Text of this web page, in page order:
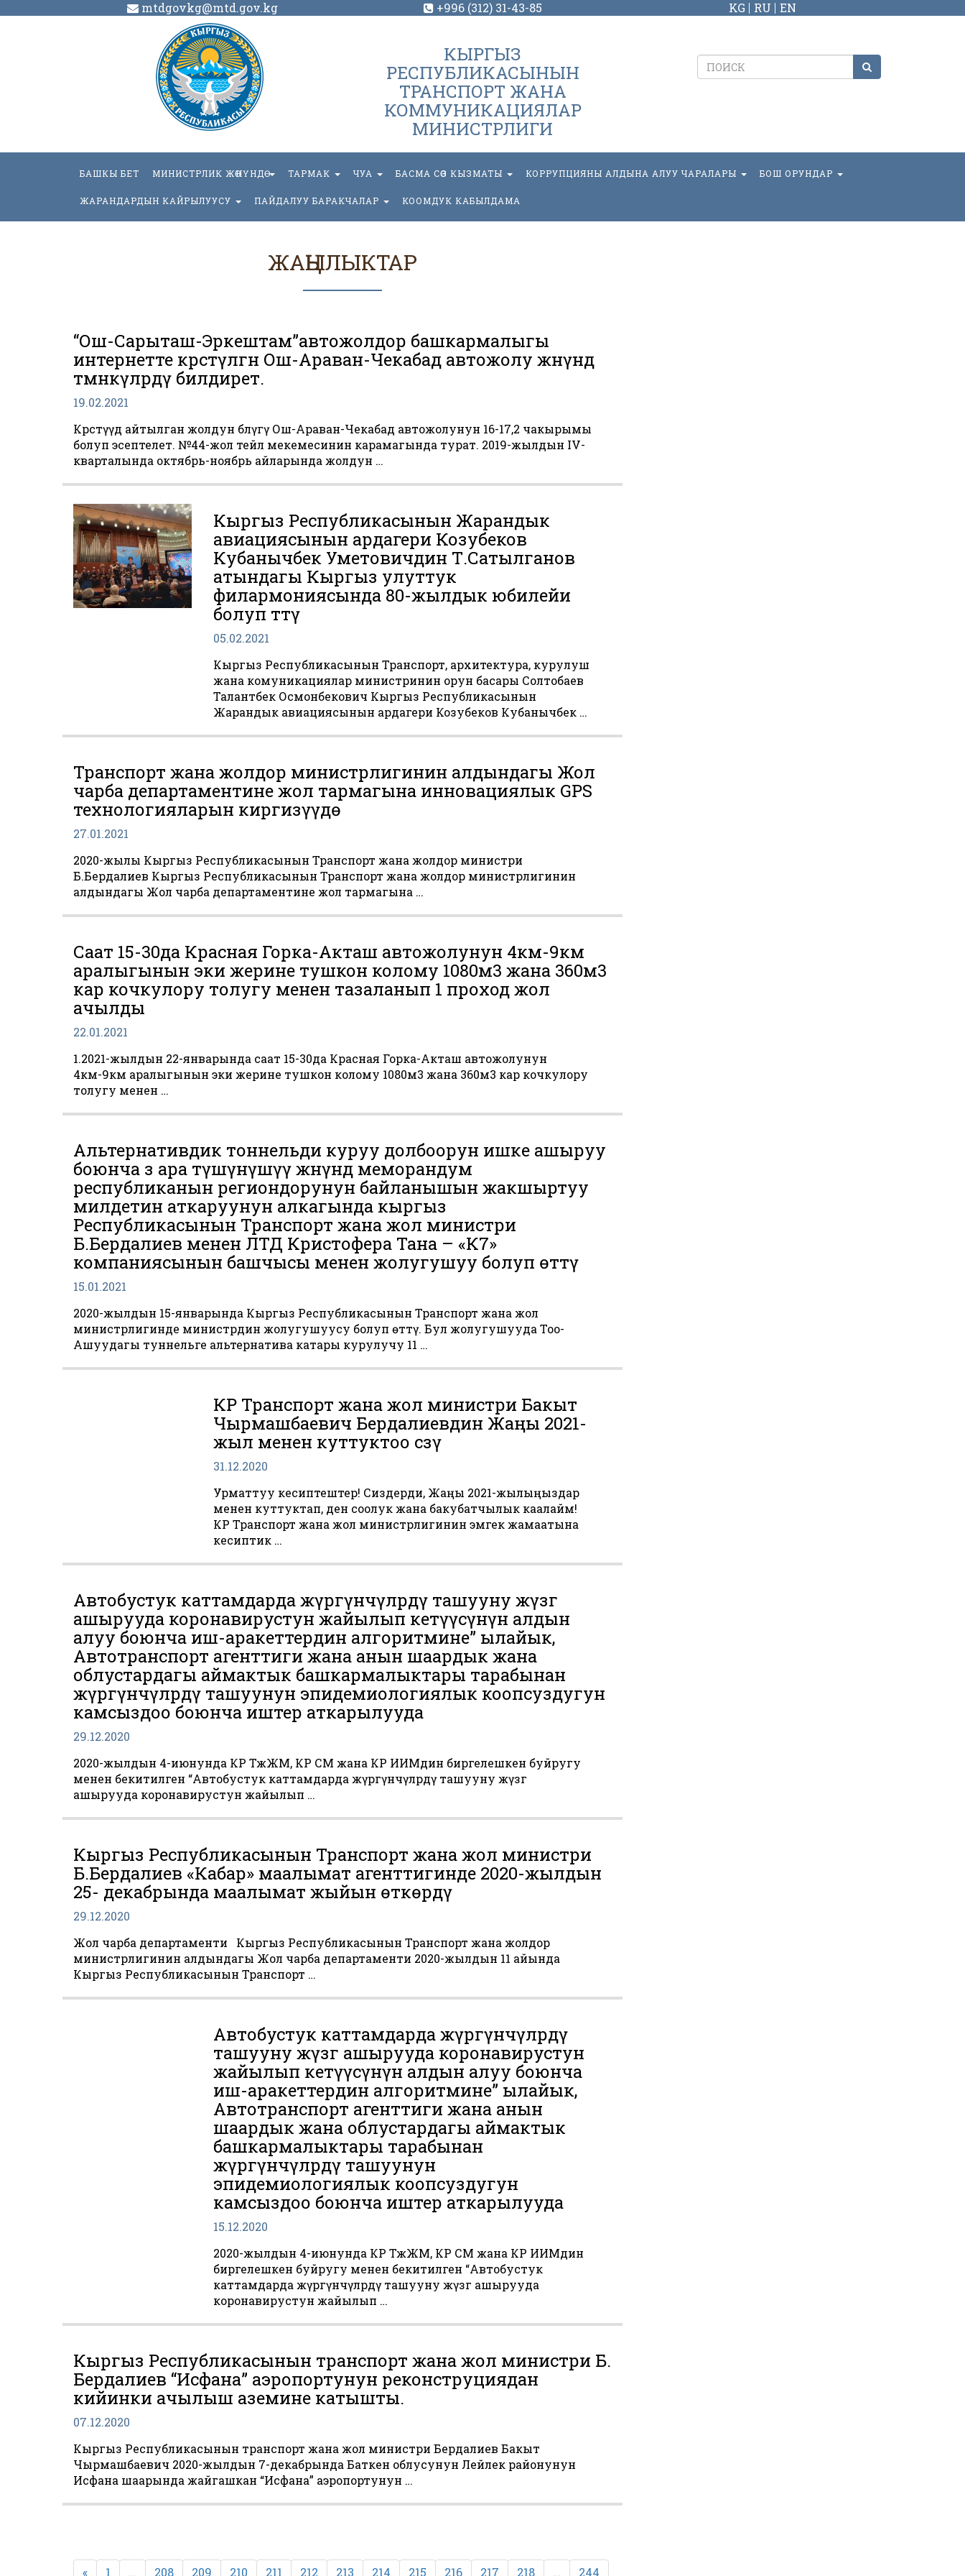
mtdgovkg@mtd.gov.kg +996 (312) 31-43-85 KG RU EN
КЫРГЫЗ
РЕСПУБЛИКАСЫНЫН
ТРАНСПОРТ ЖАНА
КОММУНИКАЦИЯЛАР
МИНИСТРЛИГИ
БАШКЫ БЕТ МИНИСТРЛИК ЖӨНҮНДӨ ТАРМАК ЧУА БАСМА СӨЗ КЫЗМАТЫ КОРРУПЦИЯНЫ АЛДЫНА АЛУУ ЧАРАЛАРЫ БОШ ОРУНДАР
ЖАРАНДАРДЫН КАЙРЫЛУУСУ ПАЙДАЛУУ БАРАКЧАЛАР КООМДУК КАБЫЛДАМА
ЖАҢЫЛЫКТАР
“Ош-Сарыташ-Эркештам”автожолдор башкармалыгы
интернетте көрсөтүлгөн Ош-Араван-Чекабад автожолу жөнүндө
төмөнкүлөрдү билдирет.
19.02.2021
Көрсөтүүдө айтылган жолдун бөлүгү Ош-Араван-Чекабад автожолунун 16-17,2 чакырымы
болуп эсептелет. №44-жол тейлөө мекемесинин карамагында турат. 2019-жылдын IV-
кварталында октябрь-ноябрь айларында жолдун …
Кыргыз Республикасынын Жарандык
авиациясынын ардагери Козубеков
Кубанычбек Уметовичдин Т.Сатылганов
атындагы Кыргыз улуттук
филармониясында 80-жылдык юбилейи
болуп өттү
05.02.2021
Кыргыз Республикасынын Транспорт, архитектура, курулуш
жана комуникациялар министринин орун басары Солтобаев
Талантбек Осмонбекович Кыргыз Республикасынын
Жарандык авиациясынын ардагери Козубеков Кубанычбек …
Транспорт жана жолдор министрлигинин алдындагы Жол
чарба департаментине жол тармагына инновациялык GPS
технологияларын киргизүүдѳ
27.01.2021
2020-жылы Кыргыз Республикасынын Транспорт жана жолдор министри
Б.Бердалиев Кыргыз Республикасынын Транспорт жана жолдор министрлигинин
алдындагы Жол чарба департаментине жол тармагына …
Саат 15-30да Красная Горка-Акташ автожолунун 4км-9км
аралыгынын эки жерине тушкон колому 1080м3 жана 360м3
кар кочкулору толугу менен тазаланып 1 проход жол
ачылды
22.01.2021
1.2021-жылдын 22-январында саат 15-30да Красная Горка-Акташ автожолунун
4км-9км аралыгынын эки жерине тушкон колому 1080м3 жана 360м3 кар кочкулору
толугу менен …
Альтернативдик тоннельди куруу долбоорун ишке ашыруу
боюнча өз ара түшүнүшүү жөнүндө меморандум
республиканын региондорунун байланышын жакшыртуу
милдетин аткаруунун алкагында кыргыз
Республикасынын Транспорт жана жол министри
Б.Бердалиев менен ЛТД Кристофера Тана – «К7»
компаниясынын башчысы менен жолугушуу болуп ѳттү
15.01.2021
2020-жылдын 15-январында Кыргыз Республикасынын Транспорт жана жол
министрлигинде министрдин жолугушуусу болуп ѳттү. Бул жолугушууда Тоо-
Ашуудагы туннельге альтернатива катары курулучу 11 …
КР Транспорт жана жол министри Бакыт
Чырмашбаевич Бердалиевдин Жаңы 2021-
жыл менен куттуктоо сөзү
31.12.2020
Урматтуу кесиптештер! Сиздерди, Жаңы 2021-жылыңыздар
менен куттуктап, ден соолук жана бакубатчылык каалайм!
КР Транспорт жана жол министрлигинин эмгек жамаатына
кесиптик …
Автобустук каттамдарда жүргүнчүлөрдү ташууну жүзөгө
ашырууда коронавирустун жайылып кетүүсүнүн алдын
алуу боюнча иш-аракеттердин алгоритмине” ылайык,
Автотранспорт агенттиги жана анын шаардык жана
облустардагы аймактык башкармалыктары тарабынан
жүргүнчүлөрдү ташуунун эпидемиологиялык коопсуздугун
камсыздоо боюнча иштер аткарылууда
29.12.2020
2020-жылдын 4-июнунда КР ТжЖМ, КР СМ жана КР ИИМдин биргелешкен буйругу
менен бекитилген “Автобустук каттамдарда жүргүнчүлөрдү ташууну жүзөгө
ашырууда коронавирустун жайылып …
Кыргыз Республикасынын Транспорт жана жол министри
Б.Бердалиев «Кабар» маалымат агенттигинде 2020-жылдын
25- декабрында маалымат жыйын ѳткѳрдү
29.12.2020
Жол чарба департаменти Кыргыз Республикасынын Транспорт жана жолдор
министрлигинин алдындагы Жол чарба департаменти 2020-жылдын 11 айында
Кыргыз Республикасынын Транспорт …
Автобустук каттамдарда жүргүнчүлөрдү
ташууну жүзөгө ашырууда коронавирустун
жайылып кетүүсүнүн алдын алуу боюнча
иш-аракеттердин алгоритмине” ылайык,
Автотранспорт агенттиги жана анын
шаардык жана облустардагы аймактык
башкармалыктары тарабынан
жүргүнчүлөрдү ташуунун
эпидемиологиялык коопсуздугун
камсыздоо боюнча иштер аткарылууда
15.12.2020
2020-жылдын 4-июнунда КР ТжЖМ, КР СМ жана КР ИИМдин
биргелешкен буйругу менен бекитилген “Автобустук
каттамдарда жүргүнчүлөрдү ташууну жүзөгө ашырууда
коронавирустун жайылып …
Кыргыз Республикасынын транспорт жана жол министри Б.
Бердалиев “Исфана” аэропортунун реконструциядан
кийинки ачылыш аземине катышты.
07.12.2020
Кыргыз Республикасынын транспорт жана жол министри Бердалиев Бакыт
Чырмашбаевич 2020-жылдын 7-декабрында Баткен облусунун Лейлек районунун
Исфана шаарында жайгашкан “Исфана” аэропортунун …
записей
« 1 … 208 209 210 211 212 213 214 215 216 217 218 … 244